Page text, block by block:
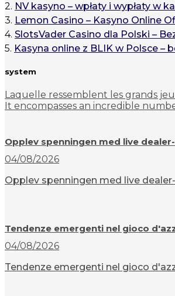
2. NV kasyno – wpłaty i wypłaty w
3. Lemon Casino – Kasyno Online
4. SlotsVader Casino dla Polski –
5. Kasyna online z BLIK w Polsce –
system
Laquelle ressemblent les grands
It encompasses an incredible
Opplev spenningen med live
04/08/2026
Opplev spenningen med live
Tendenze emergenti nel gioco
04/08/2026
Tendenze emergenti nel gioco